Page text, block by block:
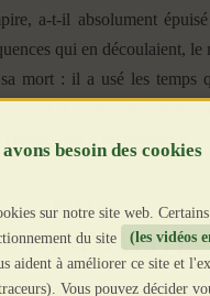
a-t-il absolument
qui en découlaient, le
mort : il a usé les temps
il est dégénéré. »
sur notre site web.
du site
(les vidéos
aident à améliorer ce site et
Vous pouvez décider